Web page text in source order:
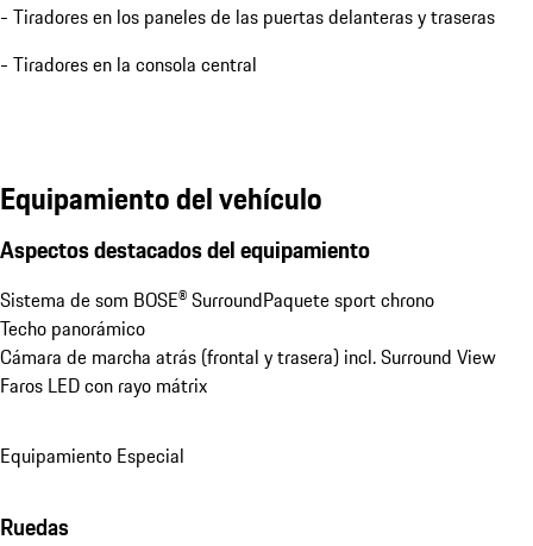
- Tiradores en los paneles de las puertas delanteras y traseras
- Tiradores en la consola central
Equipamiento del vehículo
Aspectos destacados del equipamiento
Sistema de som BOSE® SurroundPaquete sport chrono
Techo panorámico
Cámara de marcha atrás (frontal y trasera) incl. Surround View
Faros LED con rayo mátrix
Equipamiento Especial
Ruedas